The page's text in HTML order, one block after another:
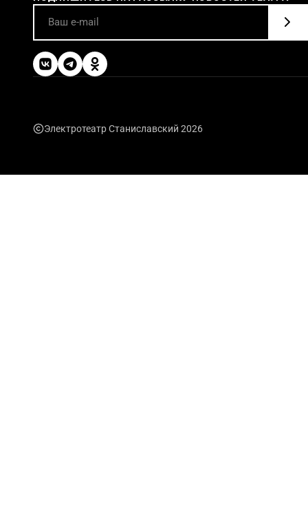
Электротеатр Станиславский 2026